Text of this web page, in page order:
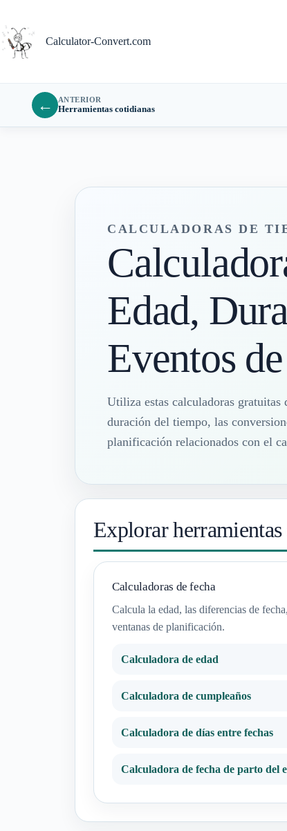
contenido
Calculator-Convert.com
← ANTERIOR
Herramientas cotidianas
CALCULADORAS DE
Edad,
Eventos
Utiliza estas calculadoras gratuitas
duración del tiempo, las
planificación relacionados con el
Explorar
Calculadoras de fecha
Calcula la edad, las diferencias de
ventanas de planificación.
Calculadora de edad
Calculadora de cumpleaños
Calculadora de días entre fechas
Calculadora de fecha de parto del